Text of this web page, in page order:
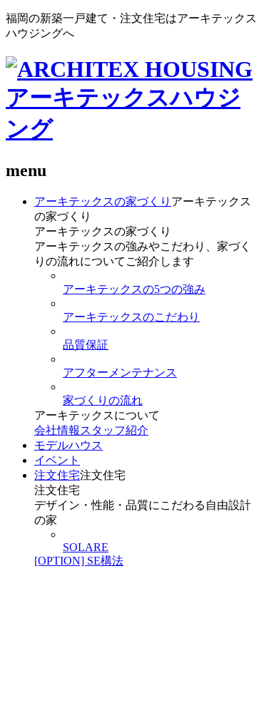
福岡の新築一戸建て・注文住宅はアーキテックス
ハウジングへ
menu
アーキテックスの家づくり アーキテックス
の家づくり
アーキテックスの家づくり
アーキテックスの強みやこだわり、家づく
りの流れについてご紹介します
アーキテックスの5つの強み
アーキテックスのこだわり
品質保証
アフターメンテナンス
家づくりの流れ
アーキテックスについて
会社情報 スタッフ紹介
モデルハウス
イベント
注文住宅注文住宅
注文住宅
デザイン・性能・品質にこだわる自由設計
の家
SOLARE
[OPTION] SE構法